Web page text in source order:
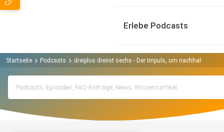
Erlebe Podcasts
Startseite Podcasts dreiplus dreiist sechs - Der Impuls, um nachhaltig